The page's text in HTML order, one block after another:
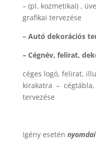
– (pl. kozmetikai) ,
grafikai tervezése
– Autó dekorációs
– Cégnév, felirat,
céges logó, felirat,
kirakatra –
tervezése
Igény esetén